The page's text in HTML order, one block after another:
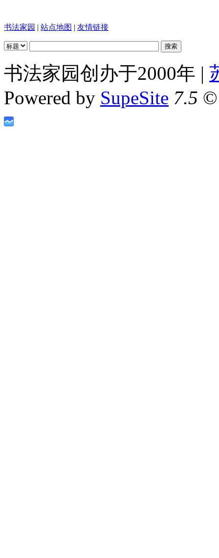
书法家园 | 站点地图 | 友情链接
书法家园创办于2000年 |
Powered by SupeSite 7.5 ©